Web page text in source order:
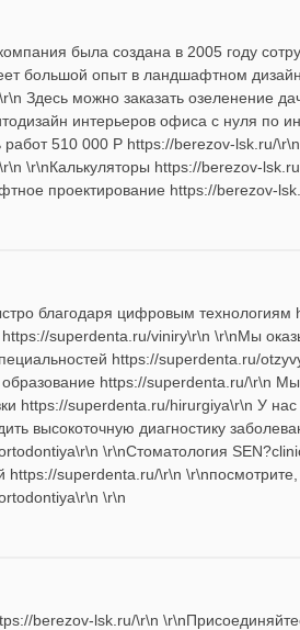
была создана в 2005 году
большой опыт в ландшафтном
Здесь можно заказать озеленение
интерьеров офиса с нуля по
510 000 Р https://berezov-lsk.ru/
\r\nКалькуляторы https://berezov-
проектирование https://berezov-
благодаря цифровым
https://superdenta.ru/viniry\r\n \r\nМы
https://superdenta.ru/
https://superdenta.ru/\r\n
https://superdenta.ru/hirurgiya\r\n У
высокоточную диагностику
\r\nСтоматология
https://superdenta.ru/\r\n
\r\n
berezov-lsk.ru/\r\n